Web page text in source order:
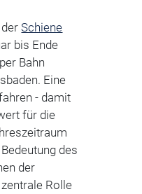
derSchiene
bis Ende
Bahn
Eine
- damit
für die
des
der
Rolle